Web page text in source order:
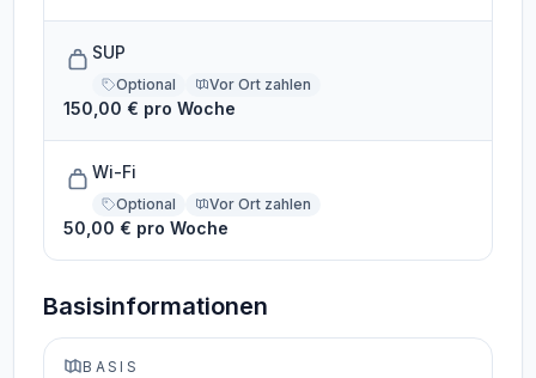
SUP
Optional Vor Ort zahlen
150,00 € pro Woche
Wi-Fi
Optional Vor Ort zahlen
50,00 € pro Woche
Basisinformationen
BASIS